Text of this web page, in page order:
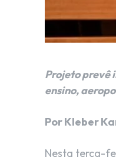
Projeto prevê
ensino,
Por Kleber
Nesta terça-